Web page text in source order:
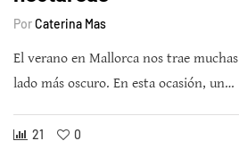
PorCaterina Mas
El verano en Mallorca nos trae
lado más oscuro. En esta ocasión, un…
21 0